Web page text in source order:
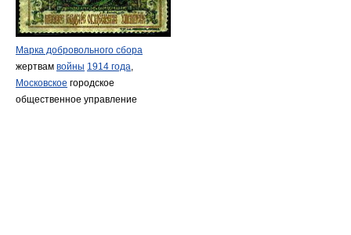
Марка добровольного сбора
жертвам войны 1914 года
Московское городское
общественное управление